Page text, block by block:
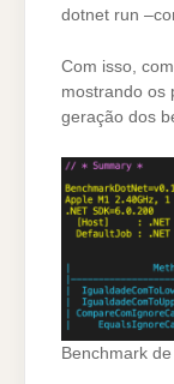
dotnet run
Com isso,
mostrando os
geração dos
Benchmark